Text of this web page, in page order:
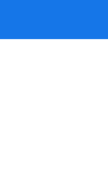
多不如识